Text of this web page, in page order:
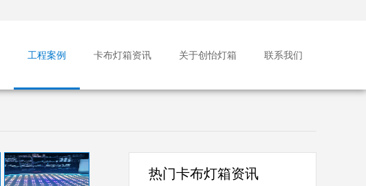
工程案例 卡布灯箱资讯 关于创怡灯箱 联系我们
热门卡布灯箱资讯